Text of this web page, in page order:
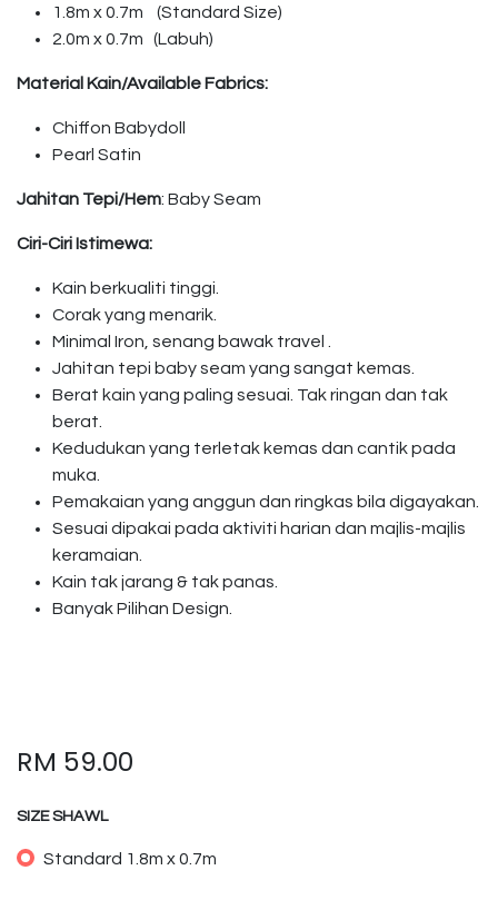
1.8m x 0.7m (Standard Size)
2.0m x 0.7m (Labuh)
Material Kain/Available Fabrics:
Chiffon Babydoll
Pearl Satin
Jahitan Tepi/Hem: Baby Seam
Ciri-Ciri Istimewa:
Kain berkualiti tinggi.
Corak yang menarik.
Minimal Iron, senang bawak travel .
Jahitan tepi baby seam yang sangat kemas.
Berat kain yang paling sesuai. Tak ringan dan tak
berat.
Kedudukan yang terletak kemas dan cantik pada
muka.
Pemakaian yang anggun dan ringkas bila digayakan.
Sesuai dipakai pada aktiviti harian dan majlis-majlis
keramaian.
Kain tak jarang & tak panas.
Banyak Pilihan Design.
RM 59.00
SIZE SHAWL
Standard 1.8m x 0.7m